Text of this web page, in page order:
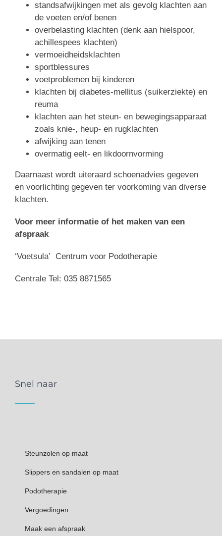
standsafwijkingen met als gevolg klachten aan
de voeten en/of benen
overbelasting klachten (denk aan hielspoor,
achillespees klachten)
vermoeidheidsklachten
sportblessures
voetproblemen bij kinderen
klachten bij diabetes-mellitus (suikerziekte) en
reuma
klachten aan het steun- en bewegingsapparaat
zoals knie-, heup- en rugklachten
afwijking aan tenen
overmatig eelt- en likdoornvorming
Daarnaast wordt uiteraard schoenadvies gegeven
en voorlichting gegeven ter voorkoming van diverse
klachten.
Voor meer informatie of het maken van een
afspraak
‘Voetsula’ Centrum voor Podotherapie
Centrale Tel: 035 8871565
Snel naar
Steunzolen op maat
Slippers en sandalen op maat
Podotherapie
Vergoedingen
Maak een afspraak